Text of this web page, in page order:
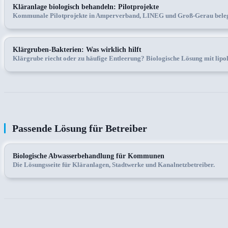
Kläranlage biologisch behandeln: Pilotprojekte
Kommunale Pilotprojekte in Amperverband, LINEG und Groß-Gerau
Klärgruben-Bakterien: Was wirklich hilft
Klärgrube riecht oder zu häufige Entleerung? Biologische Lösung mit
Passende Lösung für Betreiber
Biologische Abwasserbehandlung für Kommunen
Die Lösungsseite für Kläranlagen, Stadtwerke und Kanalnetzbetreiber.